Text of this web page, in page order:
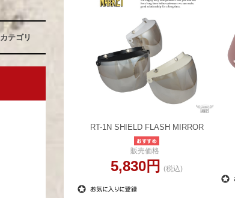
カテゴリ
RT-1N SHIELD FLASH MIRROR
販売価格
5,830円 (税込)